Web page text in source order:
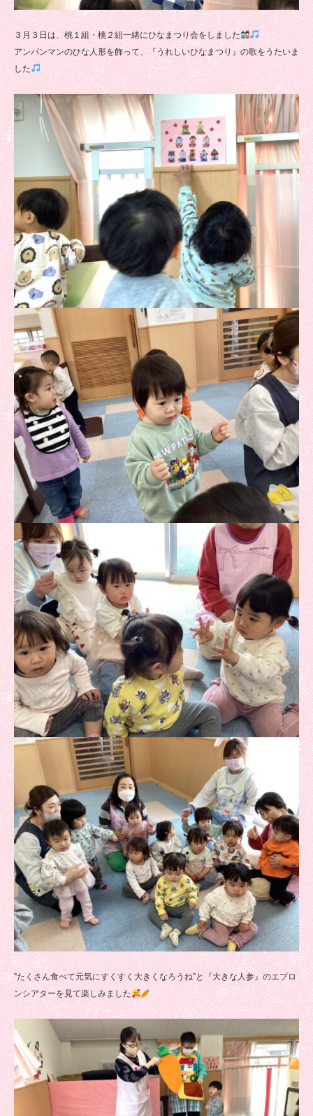
３月３日は、桃１組・桃２組一緒にひなまつり会をしました
アンパンマンのひな人形を飾って、『うれしいひなまつり』の歌をうたいま
した
”たくさん食べて元気にすくすく大きくなろうね”と『大きな人参』のエプロ
ンシアターを見て楽しみました